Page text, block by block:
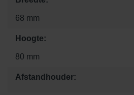
68 mm
Hoogte:
80 mm
Afstandhouder: